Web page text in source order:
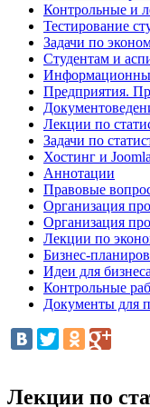
Контрольные и
Тестирование
Задачи по
Студентам и
Предприятия.
Лекции по
Задачи по
Хостинг и Joomla
Аннотации
Правовые
Организация
Организация
Лекции по
Бизнес-
Идеи для
Контрольные
Документы для
Лекции по